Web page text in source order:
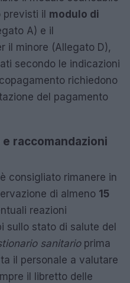
previsti il modulo di
A) e il
il minore (Allegato D),
secondo le indicazioni
richiedono
del pagamento
raccomandazioni
consigliato rimanere in
di almeno 15
reazioni
sullo stato di salute del
sanitarioprima
il personale a valutare
il libretto delle